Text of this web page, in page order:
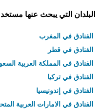
البلدان التي يبحث عنها
الفنادق في المغرب
الفنادق في قطر
الفنادق في المملكة العربية
الفنادق في تركيا
الفنادق في إندونيسيا
الفنادق في الامارات العربية